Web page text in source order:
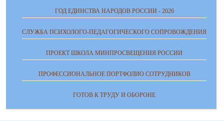
ГОД ЕДИНСТВА НАРОДОВ РОССИИ - 2026
СЛУЖБА ПСИХОЛОГО-ПЕДАГОГИЧЕСКОГО СОПРОВОЖДЕНИЯ
ПРОЕКТ ШКОЛА МИНПРОСВЕЩЕНИЯ РОССИИ
ПРОФЕССИОНАЛЬНОЕ ПОРТФОЛИО СОТРУДНИКОВ
ГОТОВ К ТРУДУ И ОБОРОНЕ